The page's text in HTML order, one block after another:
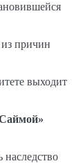
причин
выходит
наследство